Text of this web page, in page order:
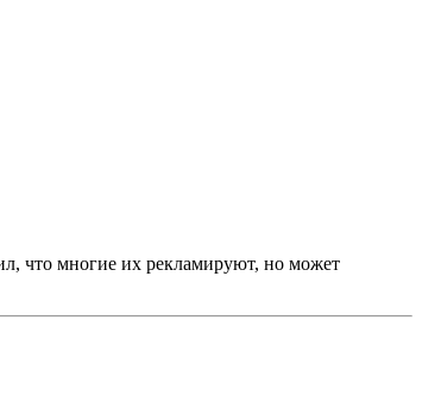
что многие их рекламируют, но может